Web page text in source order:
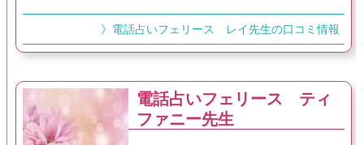
》電話占いフェリース レイ先生の口コミ情報
電話占いフェリース ティ
ファニー先生